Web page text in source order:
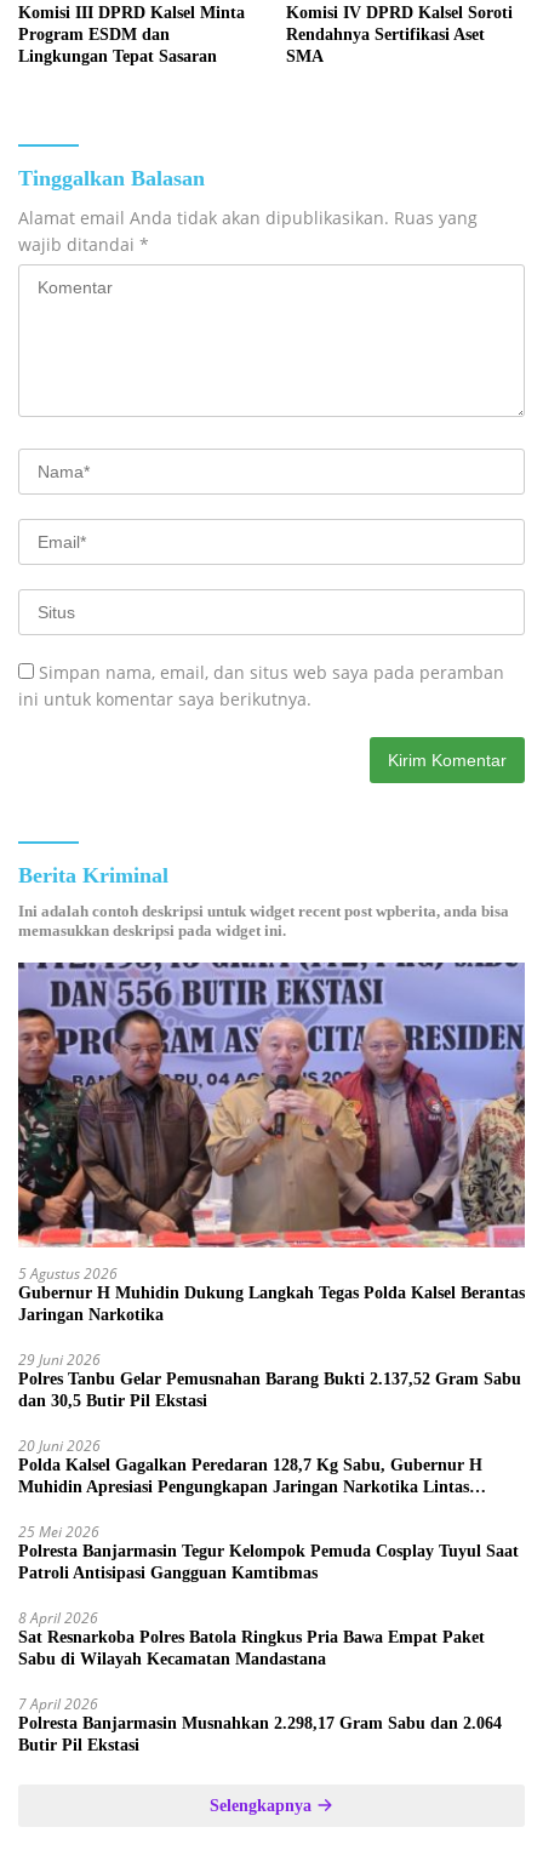
Komisi III DPRD Kalsel Minta
Program ESDM dan
Lingkungan Tepat Sasaran
Komisi IV DPRD Kalsel Soroti
Rendahnya Sertifikasi Aset
SMA
Tinggalkan Balasan
Alamat email Anda tidak akan dipublikasikan. Ruas yang
wajib ditandai *
Simpan nama, email, dan situs web saya pada peramban
ini untuk komentar saya berikutnya.
Berita Kriminal
Ini adalah contoh deskripsi untuk widget recent post wpberita, anda bisa
memasukkan deskripsi pada widget ini.
5 Agustus 2026
Gubernur H Muhidin Dukung Langkah Tegas Polda Kalsel Berantas
Jaringan Narkotika
29 Juni 2026
Polres Tanbu Gelar Pemusnahan Barang Bukti 2.137,52 Gram Sabu
dan 30,5 Butir Pil Ekstasi
20 Juni 2026
Polda Kalsel Gagalkan Peredaran 128,7 Kg Sabu, Gubernur H
Muhidin Apresiasi Pengungkapan Jaringan Narkotika Lintas
25 Mei 2026
Polresta Banjarmasin Tegur Kelompok Pemuda Cosplay Tuyul Saat
Patroli Antisipasi Gangguan Kamtibmas
8 April 2026
Sat Resnarkoba Polres Batola Ringkus Pria Bawa Empat Paket
Sabu di Wilayah Kecamatan Mandastana
7 April 2026
Polresta Banjarmasin Musnahkan 2.298,17 Gram Sabu dan 2.064
Butir Pil Ekstasi
Selengkapnya